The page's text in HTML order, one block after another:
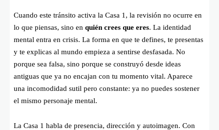
Cuando este tránsito activa la Casa 1, la revisión no ocurre en
lo que piensas, sino en quién crees que eres. La identidad
mental entra en crisis. La forma en que te defines, te presentas
y te explicas al mundo empieza a sentirse desfasada. No
porque sea falsa, sino porque se construyó desde ideas
antiguas que ya no encajan con tu momento vital. Aparece
una incomodidad sutil pero constante: ya no puedes sostener
el mismo personaje mental.
La Casa 1 habla de presencia, dirección y autoimagen. Con